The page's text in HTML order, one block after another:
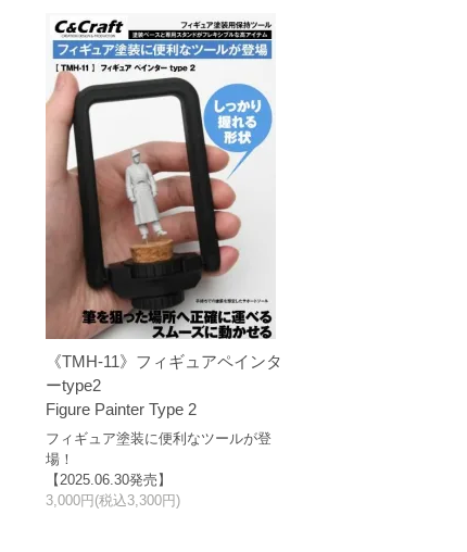
《TMH-11》フィギュアペインタ
ーtype2
Figure Painter Type 2
フィギュア塗装に便利なツールが登
場！
【2025.06.30発売】
3,000円(税込3,300円)